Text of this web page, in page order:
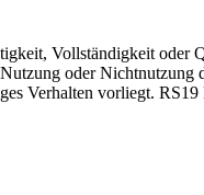
Vollständigkeit oder
oder Nichtnutzung
Verhalten vorliegt.